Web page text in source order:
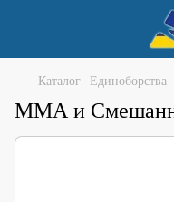
Каталог Единоборства
ММА и